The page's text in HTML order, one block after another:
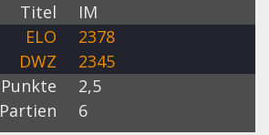
Titel
IM
ELO
2378
DWZ
2345
Punkte
2,5
Partien
6